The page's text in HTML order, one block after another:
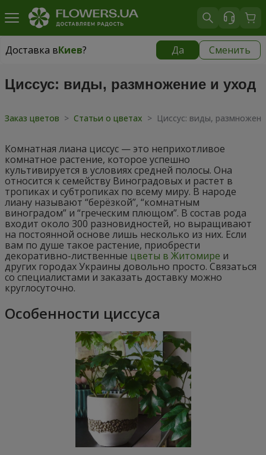
Доставка вКиев? Да Сменить
Доставка вКиев
Циссус: виды, размножение и уход
Заказ цветов > Статьи о цветах > Циссус: виды,
Комнатная лиана циссус — это неприхотливое
комнатное растение, которое успешно
культивируется в условиях средней полосы. Она
относится к семейству Виноградовых и растет в
тропиках и субтропиках по всему миру. В народе
лиану называют “берёзкой”, “комнатным
виноградом” и “греческим плющом”. В состав рода
входит около 300 разновидностей, но выращивают
на постоянной основе лишь несколько из них. Если
вам по душе такое растение, приобрести
декоративно-лиственные цветы в Житомире и
других городах Украины довольно просто. Связаться
со специалистами и заказать доставку можно
круглосуточно.
Особенности циссуса